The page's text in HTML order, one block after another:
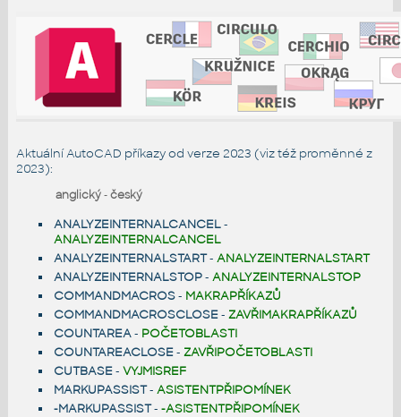
Aktuální AutoCAD příkazy od verze 2023 (viz též proměnné z
2023):
anglický-český
ANALYZEINTERNALCANCEL-
ANALYZEINTERNALCANCEL
ANALYZEINTERNALSTART- ANALYZEINTERNALSTART
ANALYZEINTERNALSTOP- ANALYZEINTERNALSTOP
COMMANDMACROS- MAKRAPŘÍKAZŮ
COMMANDMACROSCLOSE- ZAVŘIMAKRAPŘÍKAZŮ
COUNTAREA- POČETOBLASTI
COUNTAREACLOSE- ZAVŘIPOČETOBLASTI
CUTBASE- VYJMISREF
MARKUPASSIST- ASISTENTPŘIPOMÍNEK
-MARKUPASSIST- -ASISTENTPŘIPOMÍNEK